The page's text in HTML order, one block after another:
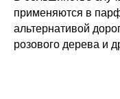
применяются в
альтернативой
розового дерева и